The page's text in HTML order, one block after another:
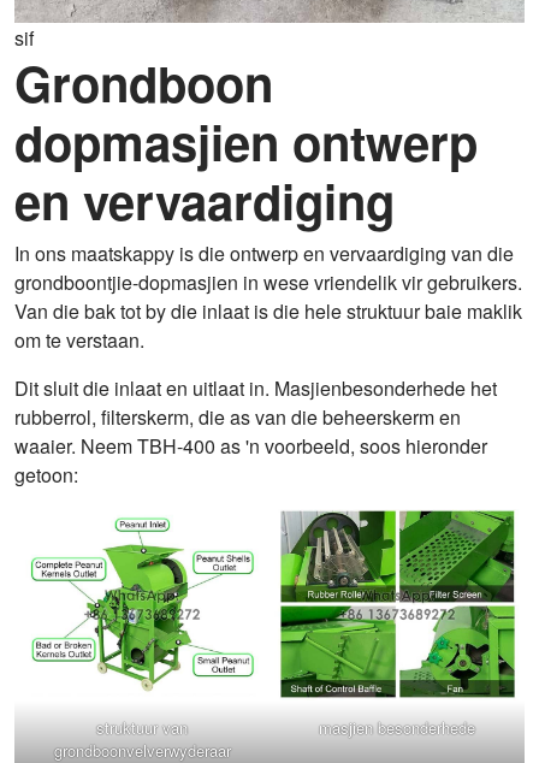
sif
Grondboon
dopmasjien ontwerp
en vervaardiging
In ons maatskappy is die ontwerp en vervaardiging van die
grondboontjie-dopmasjien in wese vriendelik vir gebruikers.
Van die bak tot by die inlaat is die hele struktuur baie maklik
om te verstaan.
Dit sluit die inlaat en uitlaat in. Masjienbesonderhede het
rubberrol, filterskerm, die as van die beheerskerm en
waaier. Neem TBH-400 as 'n voorbeeld, soos hieronder
getoon:
struktuur van
grondboonvelverwyderaar
masjien besonderhede